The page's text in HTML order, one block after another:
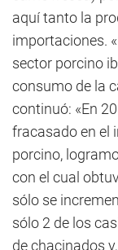
aquí tanto la
importaciones.
sector porcino
consumo de la
continuó: «En
fracasado en el
porcino,
con el cual
sólo se
sólo 2 de los
de chacinados